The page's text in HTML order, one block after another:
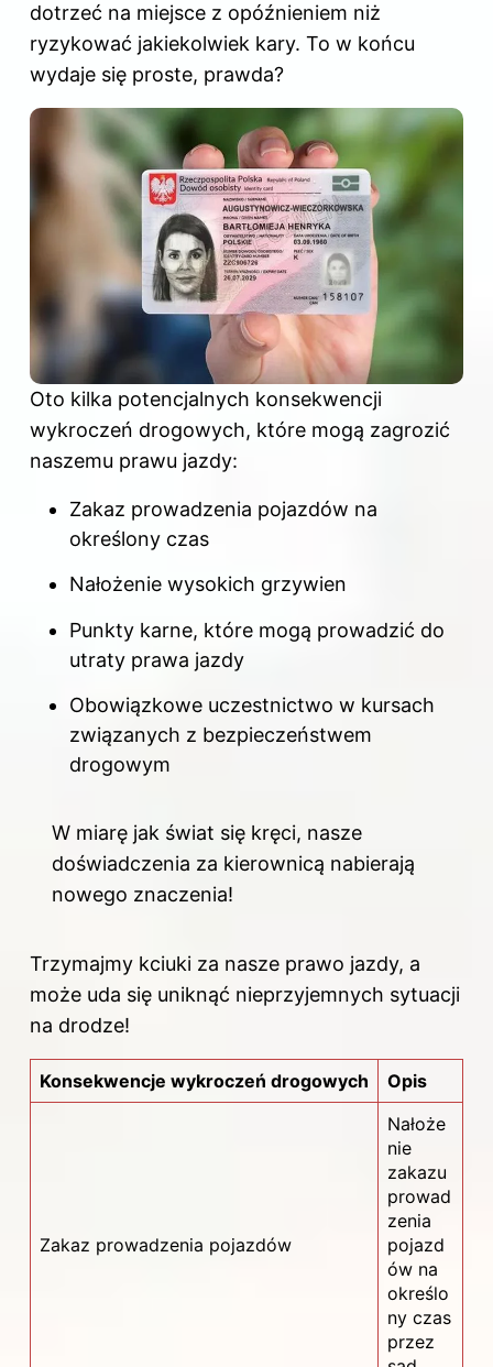
dotrzeć na miejsce z opóźnieniem niż
ryzykować jakiekolwiek kary. To w końcu
wydaje się proste, prawda?
Oto kilka potencjalnych konsekwencji
wykroczeń drogowych, które mogą zagrozić
naszemu prawu jazdy:
Zakaz prowadzenia pojazdów na
określony czas
Nałożenie wysokich grzywien
Punkty karne, które mogą prowadzić do
utraty prawa jazdy
Obowiązkowe uczestnictwo w kursach
związanych z bezpieczeństwem
drogowym
W miarę jak świat się kręci, nasze
doświadczenia za kierownicą nabierają
nowego znaczenia!
Trzymajmy kciuki za nasze prawo jazdy, a
może uda się uniknąć nieprzyjemnych sytuacji
na drodze!
Konsekwencje wykroczeń drogowych Opis
Zakaz prowadzenia pojazdów
Nałoże
nie
zakazu
prowad
zenia
pojazd
ów na
określo
ny czas
przez